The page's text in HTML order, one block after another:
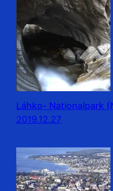
Láhko- Nationalpark
2019.12.27